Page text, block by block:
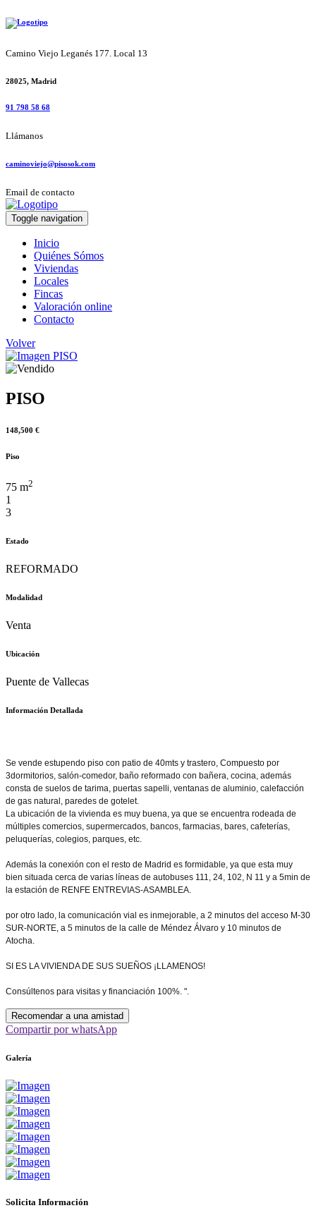
Camino Viejo Leganés 177. Local 13
28025, Madrid
91 798 58 68
Llámanos
caminoviejo@pisosok.com
Email de contacto
Toggle navigation
Inicio
Quiénes Sómos
Viviendas
Locales
Fincas
Valoración online
Contacto
Volver
PISO
148,500 €
Piso
75 m2
1
3
Estado
REFORMADO
Modalidad
Venta
Ubicación
Puente de Vallecas
Información Detallada
Se vende estupendo piso con patio de 40mts y trastero, Compuesto por
3dormitorios, salón-comedor, baño reformado con bañera, cocina, además
consta de suelos de tarima, puertas sapelli, ventanas de aluminio, calefacción
de gas natural, paredes de gotelet.
La ubicación de la vivienda es muy buena, ya que se encuentra rodeada de
múltiples comercios, supermercados, bancos, farmacias, bares, cafeterías,
peluquerías, colegios, parques, etc.
Además la conexión con el resto de Madrid es formidable, ya que esta muy
bien situada cerca de varias líneas de autobuses 111, 24, 102, N 11 y a 5min de
la estación de RENFE ENTREVIAS-ASAMBLEA.
por otro lado, la comunicación vial es inmejorable, a 2 minutos del acceso M-30
SUR-NORTE, a 5 minutos de la calle de Méndez Álvaro y 10 minutos de
Atocha.
SI ES LA VIVIENDA DE SUS SUEÑOS ¡LLAMENOS!
Consúltenos para visitas y financiación 100%. ".
Recomendar a una amistad
Compartir por whatsApp
Galería
Solicita Información